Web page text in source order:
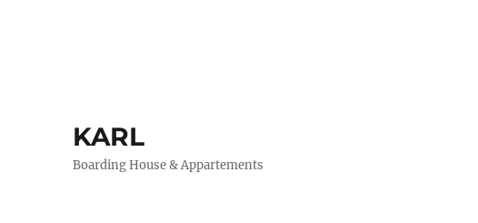
KARL
Boarding House & Appartements